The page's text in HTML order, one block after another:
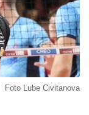
Foto Lube Civitanova